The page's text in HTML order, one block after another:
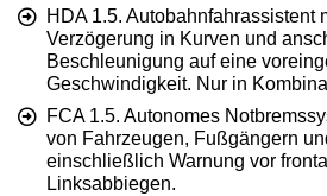
HDA 1.5. Autobahnfahrassistent
Verzögerung in Kurven und
Beschleunigung auf eine
Geschwindigkeit. Nur in
FCA 1.5. Autonomes
von Fahrzeugen, Fußgängern
einschließlich Warnung vor
Linksabbiegen.